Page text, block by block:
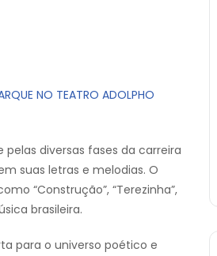
NO TEATRO ADOLPHO
diversas fases da carreira
suas letras e melodias. O
“Construção”, “Terezinha”,
brasileira.
para o universo poético e